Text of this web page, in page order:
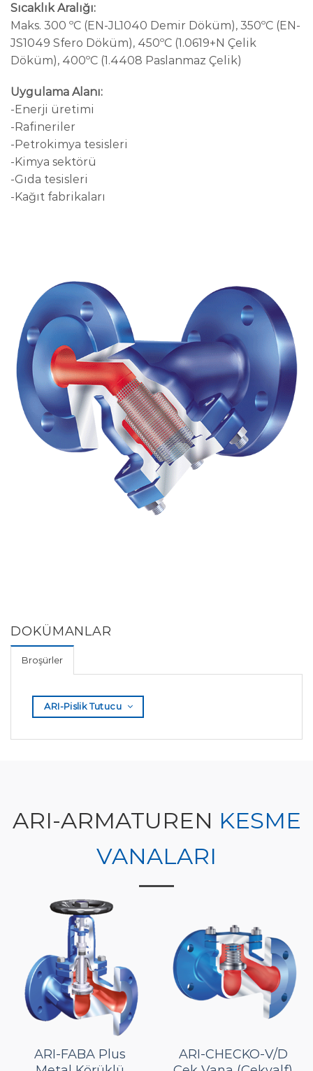
Sıcaklık Aralığı:
Maks. 300 ºC (EN-JL1040 Demir Döküm), 350ºC (EN-
JS1049 Sfero Döküm), 450ºC (1.0619+N Çelik
Döküm), 400ºC (1.4408 Paslanmaz Çelik)
Uygulama Alanı:
-Enerji üretimi
-Rafineriler
-Petrokimya tesisleri
-Kimya sektörü
-Gıda tesisleri
-Kağıt fabrikaları
DOKÜMANLAR
Broşürler
ARI-Pislik Tutucu
ARI-ARMATUREN KESME
VANALARI
ARI-FABA Plus
ARI-CHECKO-V/D